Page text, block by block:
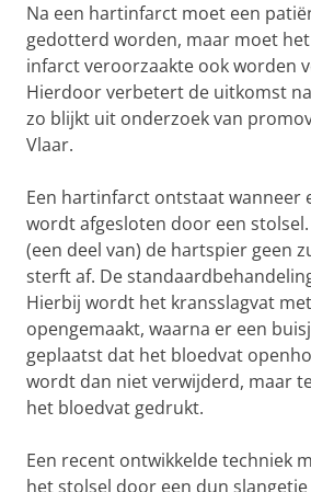
Na een hartinfarct moet een
gedotterd worden, maar moet
infarct veroorzaakte ook worden
Hierdoor verbetert de uitkomst
zo blijkt uit onderzoek van
Vlaar.
Een hartinfarct ontstaat wanneer
wordt afgesloten door een
(een deel van) de hartspier geen
sterft af. De
Hierbij wordt het kransslagvat
opengemaakt, waarna er een
geplaatst dat het bloedvat
wordt dan niet verwijderd, maar
het bloedvat gedrukt.
Een recent ontwikkelde techniek
het stolsel door een dun slangetje